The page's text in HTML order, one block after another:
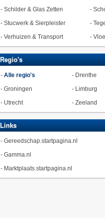
- Schilder & Glas Zetten -
- Stucwerk & Sierpleister -
- Verhuizen & Transport -
Regio's
- Alle regio's - Drenthe
- Groningen - Limburg
- Utrecht - Zeeland
Links
- Gereedschap.startpagina.nl
- Gamma.nl
- Marktplaats.startpagina.nl